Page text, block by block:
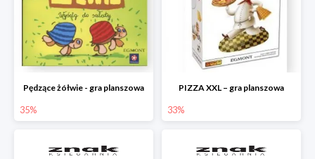
Pędzące żółwie - gra planszowa
35%
PIZZA XXL – gra planszowa
33%